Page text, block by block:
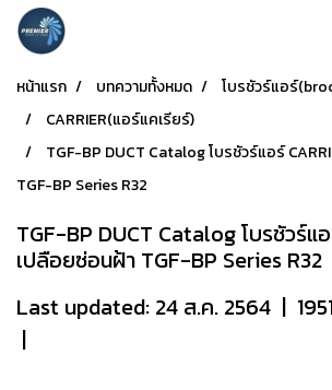
หน้าแรก บทความทั้งหมด
โบรชัวร์แอร์
CARRIER(แอร์แคเรียร์)
TGF-BP DUCT Catalog โบรชัวร์แอร์
TGF-BP Series R32
TGF-BP DUCT Catalog โบรชัวร์แอ
เปลือยซ่อนฝ้า TGF-BP Series R32
Last updated: 24 ส.ค. 2564 |
|